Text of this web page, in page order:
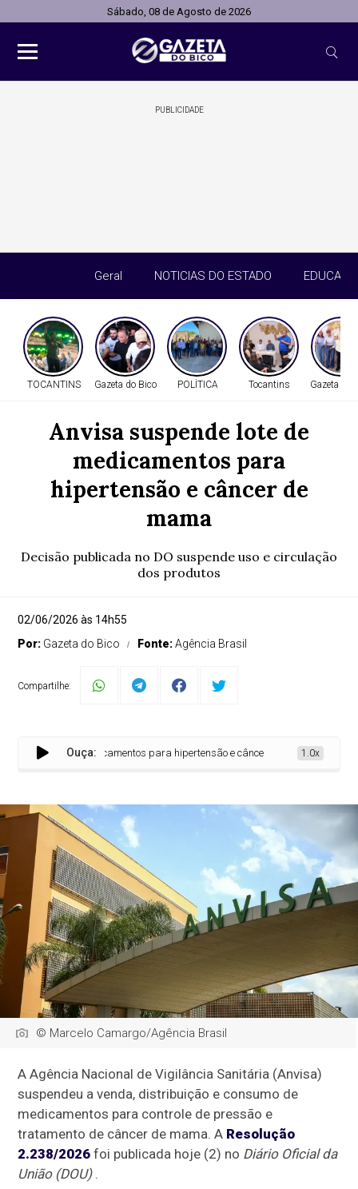
Sábado, 08 de Agosto de 2026
PUBLICIDADE
Geral NOTICIAS DO ESTADO
TOCANTINS Gazeta do Bico POLÍTICA Tocantins Gazeta do
Anvisa suspende lote de
medicamentos para
hipertensão e câncer de
mama
Decisão publicada no DO suspende uso e circulação
dos produtos
02/06/2026 às 14h55
Por: Gazeta do Bico Fonte:Agência Brasil
Compartilhe:
Ouça:
lote de medicamentos para hipertensão e câncer de mama 1.0x
© Marcelo Camargo/Agência Brasil
A Agência Nacional de Vigilância Sanitária (Anvisa)
suspendeu a venda, distribuição e consumo de
medicamentos para controle de pressão e
tratamento de câncer de mama. A Resolução
2.238/2026 foi publicada hoje (2) no Diário Oficial da
União (DOU).